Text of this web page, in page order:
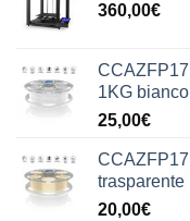
360,00€
1KG
25,00€
trasparente
20,00€